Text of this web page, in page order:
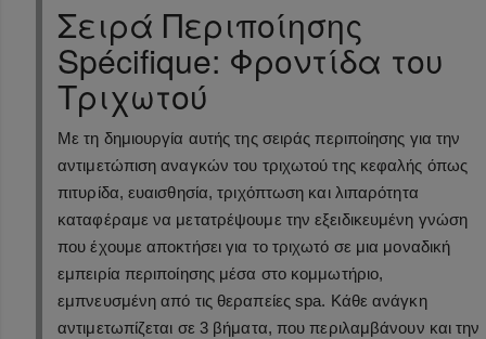
Σειρά Περιποίησης
Spécifique: Φροντίδα του
Τριχωτού
Με τη δημιουργία αυτής της σειράς περιποίησης για την
αντιμετώπιση αναγκών του τριχωτού της κεφαλής όπως
πιτυρίδα, ευαισθησία, τριχόπτωση και λιπαρότητα
καταφέραμε να μετατρέψουμε την εξειδικευμένη γνώση
που έχουμε αποκτήσει για το τριχωτό σε μια μοναδική
εμπειρία περιποίησης μέσα στο κομμωτήριο,
εμπνευσμένη από τις θεραπείες spa. Κάθε ανάγκη
αντιμετωπίζεται σε 3 βήματα, που περιλαμβάνουν και την